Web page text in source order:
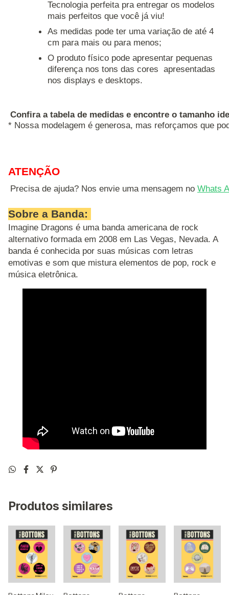
Tecnologia perfeita pra entregar os modelos
mais perfeitos que você já viu!
As medidas pode ter uma variação de até 4
cm para mais ou para menos;
O produto físico pode apresentar pequenas
diferença nos tons das cores apresentadas
nos displays e desktops.
Confira a tabela de medidas e encontre o tamanho
* Nossa modelagem é generosa, mas reforçamos que
ATENÇÃO
Precisa de ajuda? Nos envie uma mensagem no Whats
Sobre a Banda:
Imagine Dragons é uma banda americana de rock
alternativo formada em 2008 em Las Vegas, Nevada. A
banda é conhecida por suas músicas com letras
emotivas e som que mistura elementos de pop, rock e
música eletrônica.
Produtos similares